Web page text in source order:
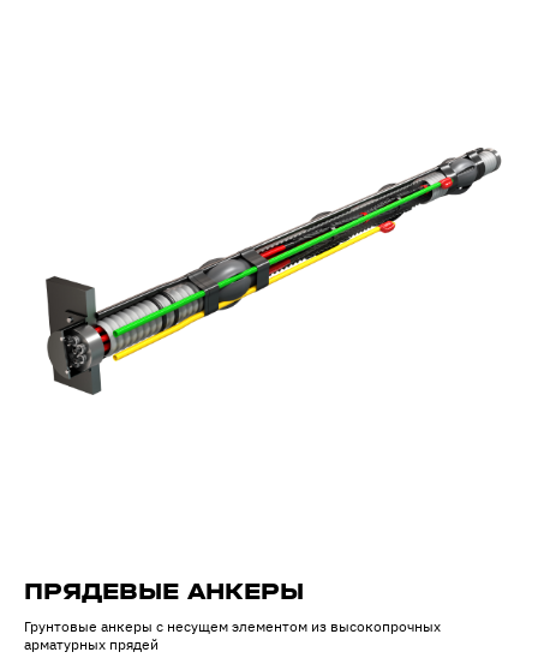
ПРЯДЕВЫЕ АНКЕРЫ
Грунтовые анкеры с несущем элементом из высокопрочных
арматурных прядей